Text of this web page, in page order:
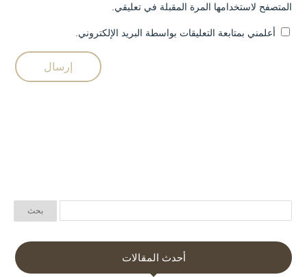
المتصفح لاستخدامها المرة المقبلة في تعليقي.
أعلمني بمتابعة التعليقات بواسطة البريد الإلكتروني.
أحدث المقالات